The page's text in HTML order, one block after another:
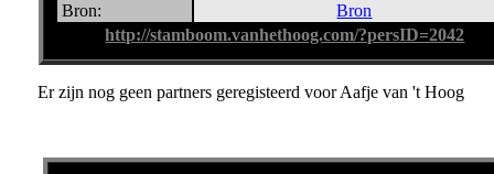
Bron:
Bron
http://stamboom.vanhethoog.com/?persID=2042
Er zijn nog geen partners geregisteerd voor Aafje van 't Hoog